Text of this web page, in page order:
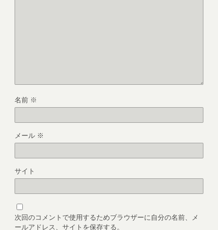
名前 ※
メール ※
サイト
次回のコメントで使用するためブラウザーに自分の名前、メ
ールアドレス、サイトを保存する。